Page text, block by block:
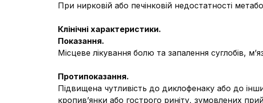
При нирковій або печінковій недостатності
Клінічні характеристики.
Показання.
Місцеве лікування болю та запалення суглобів,
Протипоказання.
Підвищена чутливість до диклофенаку або до
кропив’янки або гострого риніту, зумовлених